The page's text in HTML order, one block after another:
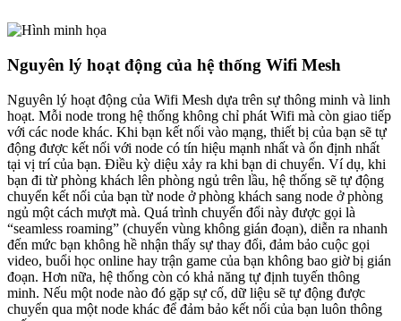
Nguyên lý hoạt động của hệ thống Wifi Mesh
Nguyên lý hoạt động của Wifi Mesh dựa trên sự thông minh và linh
hoạt. Mỗi node trong hệ thống không chỉ phát Wifi mà còn giao tiếp
với các node khác. Khi bạn kết nối vào mạng, thiết bị của bạn sẽ tự
động được kết nối với node có tín hiệu mạnh nhất và ổn định nhất
tại vị trí của bạn. Điều kỳ diệu xảy ra khi bạn di chuyển. Ví dụ, khi
bạn đi từ phòng khách lên phòng ngủ trên lầu, hệ thống sẽ tự động
chuyển kết nối của bạn từ node ở phòng khách sang node ở phòng
ngủ một cách mượt mà. Quá trình chuyển đổi này được gọi là
“seamless roaming” (chuyển vùng không gián đoạn), diễn ra nhanh
đến mức bạn không hề nhận thấy sự thay đổi, đảm bảo cuộc gọi
video, buổi học online hay trận game của bạn không bao giờ bị gián
đoạn. Hơn nữa, hệ thống còn có khả năng tự định tuyến thông
minh. Nếu một node nào đó gặp sự cố, dữ liệu sẽ tự động được
chuyển qua một node khác để đảm bảo kết nối của bạn luôn thông